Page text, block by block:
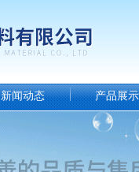
新闻动态 产品展示